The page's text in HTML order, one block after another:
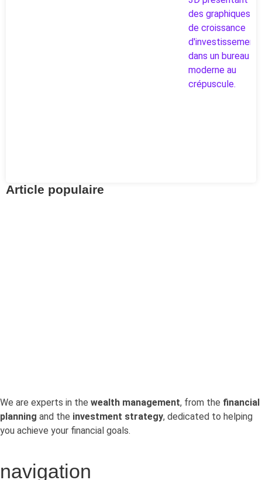
Article populaire
We are experts in the wealth management, from the financial
planning and the investment strategy, dedicated to helping
you achieve your financial goals.
navigation